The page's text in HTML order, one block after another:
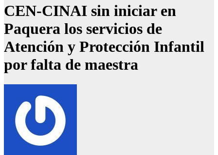
CEN-CINAI sin iniciar en
Paquera los servicios de
Atención y Protección Infantil
por falta de maestra